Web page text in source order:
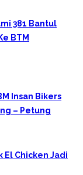
381 Bantul
BTM
Insan Bikers
– Petung
El Chicken Jadi